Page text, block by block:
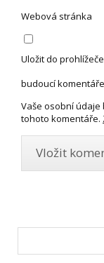
Webová stránka
Uložit do
budoucí
Vaše osobní
tohoto komentáře.